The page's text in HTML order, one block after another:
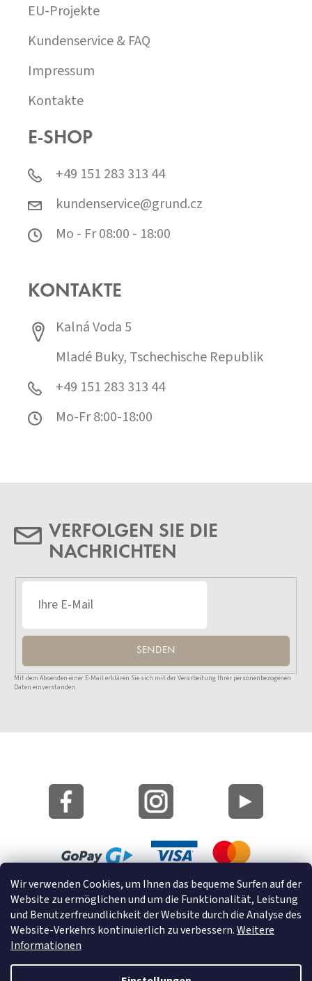
Wir verwenden Cookies, um Ihnen das bequeme Surfen auf der
Website zu ermöglichen und um die Funktionalität, Leistung
und Benutzerfreundlichkeit der Website durch die Analyse des
Website-Verkehrs kontinuierlich zu verbessern.Weitere
Informationen
EU-Projekte
Kundenservice & FAQ
Impressum
Kontakte
E-SHOP
+49 151 283 313 44
kundenservice@grund.cz
Mo - Fr 08:00 - 18:00
KONTAKTE
Kalná Voda 5
Mladé Buky, Tschechische Republik
+49 151 283 313 44
Mo-Fr 8:00-18:00
VERFOLGEN SIE DIE
NACHRICHTEN
SENDEN
Mit dem Absenden einer E-Mail erklären Sie sich mit der Verarbeitung Ihrer personenbezogenen
Daten einverstanden.
Lageplan
Cookies